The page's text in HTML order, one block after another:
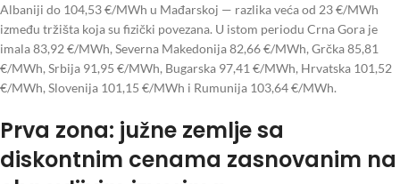
Albaniji do 104,53 €/MWh u Mađarskoj — razlika veća od 23 €/MWh
između tržišta koja su fizički povezana. U istom periodu Crna Gora je
imala 83,92 €/MWh, Severna Makedonija 82,66 €/MWh, Grčka 85,81
€/MWh, Srbija 91,95 €/MWh, Bugarska 97,41 €/MWh, Hrvatska 101,52
€/MWh, Slovenija 101,15 €/MWh i Rumunija 103,64 €/MWh.
Prva zona: južne zemlje sa
diskontnim cenama zasnovanim na